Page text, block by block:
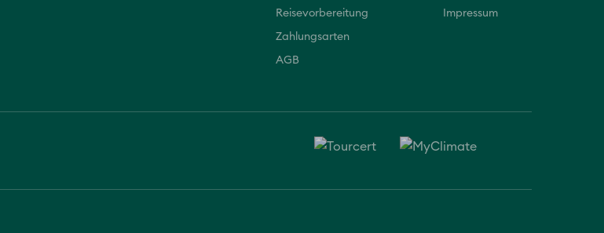
Reisevorbereitung
Zahlungsarten
AGB
Impressum